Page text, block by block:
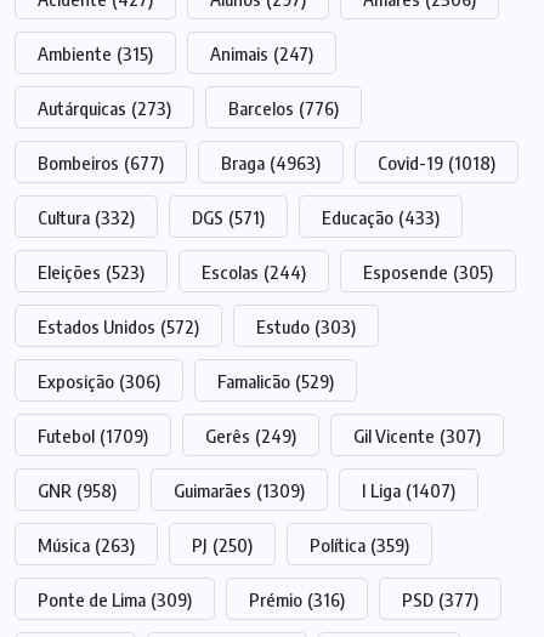
Ambiente (315) Animais (247)
Autárquicas (273) Barcelos (776)
Bombeiros (677) Braga (4963) Covid-19 (1018)
Cultura (332) DGS (571) Educação (433)
Eleições (523) Escolas (244) Esposende (305)
Estados Unidos (572) Estudo (303)
Exposição (306) Famalicão (529)
Futebol (1709) Gerês (249) Gil Vicente (307)
GNR (958) Guimarães (1309) I Liga (1407)
Música (263) PJ (250) Política (359)
Ponte de Lima (309) Prémio (316) PSD (377)